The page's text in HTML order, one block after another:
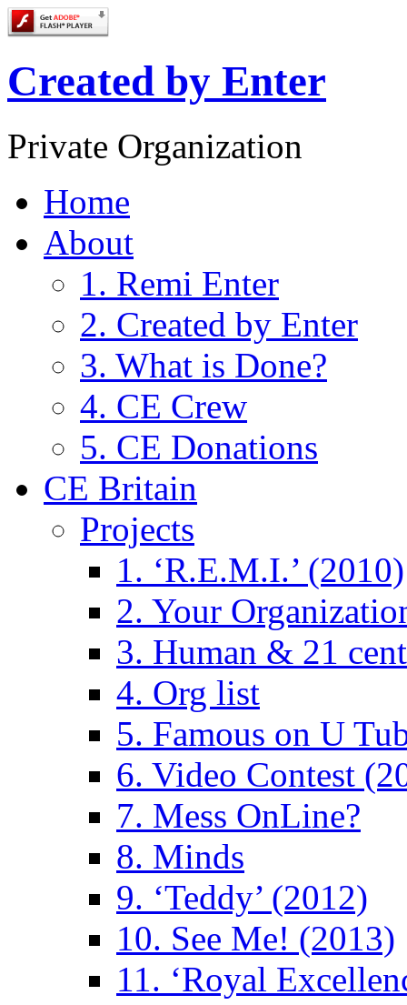
Created by Enter
Private Organization
Home
About
1. Remi Enter
2. Created by Enter
3. What is Done?
4. CE Crew
5. CE Donations
CE Britain
Projects
1. ‘R.E.M.I.’ (2010)
2. Your
3. Human & 21
4. Org list
5. Famous on U
6. Video Contest
7. Mess OnLine?
8. Minds
9. ‘Teddy’ (2012)
10. See Me! (2013)
11. ‘Royal